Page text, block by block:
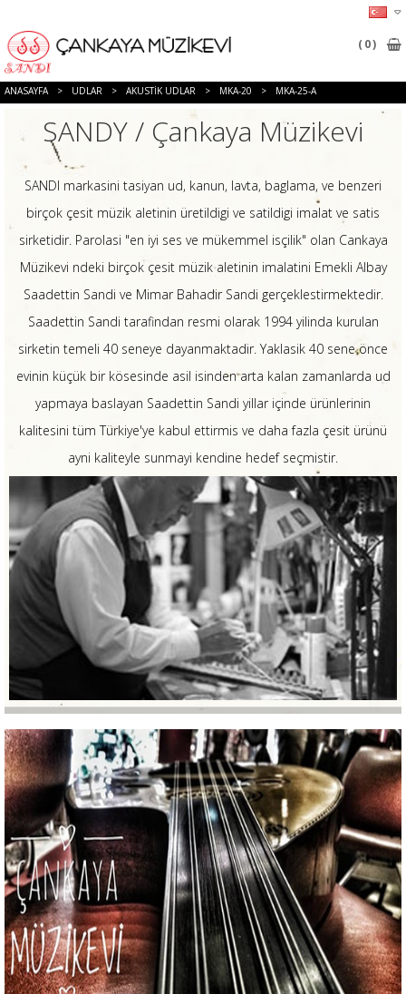
0
ANASAYFA > UDLAR > AKUSTIK UDLAR > MKA-20 > MKA-25-A
SANDY / Çankaya Müzikevi
SANDI markasini tasiyan ud, kanun, lavta, baglama, ve benzeri
birçok çesit müzik aletinin üretildigi ve satildigi imalat ve satis
sirketidir. Parolasi "en iyi ses ve mükemmel isçilik" olan Cankaya
Müzikevi ndeki birçok çesit müzik aletinin imalatini Emekli Albay
Saadettin Sandi ve Mimar Bahadir Sandi gerçeklestirmektedir.
Saadettin Sandi tarafindan resmi olarak 1994 yilinda kurulan
sirketin temeli 40 seneye dayanmaktadir. Yaklasik 40 sene önce
evinin küçük bir kösesinde asil isinden arta kalan zamanlarda ud
yapmaya baslayan Saadettin Sandi yillar içinde ürünlerinin
kalitesini tüm Türkiye'ye kabul ettirmis ve daha fazla çesit ürünü
ayni kaliteyle sunmayi kendine hedef seçmistir.